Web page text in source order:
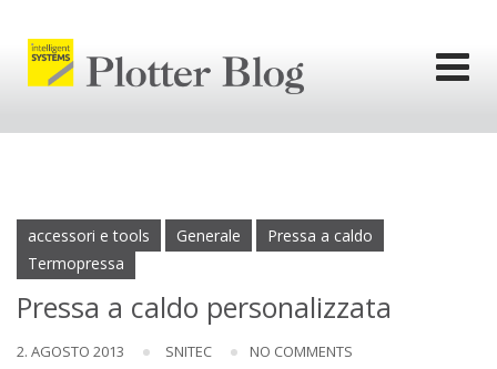
content
accessori e tools Generale
Pressa a caldo
Termopressa
Pressa a caldo personalizzata
2. AGOSTO 2013 SNITEC NO COMMENTS